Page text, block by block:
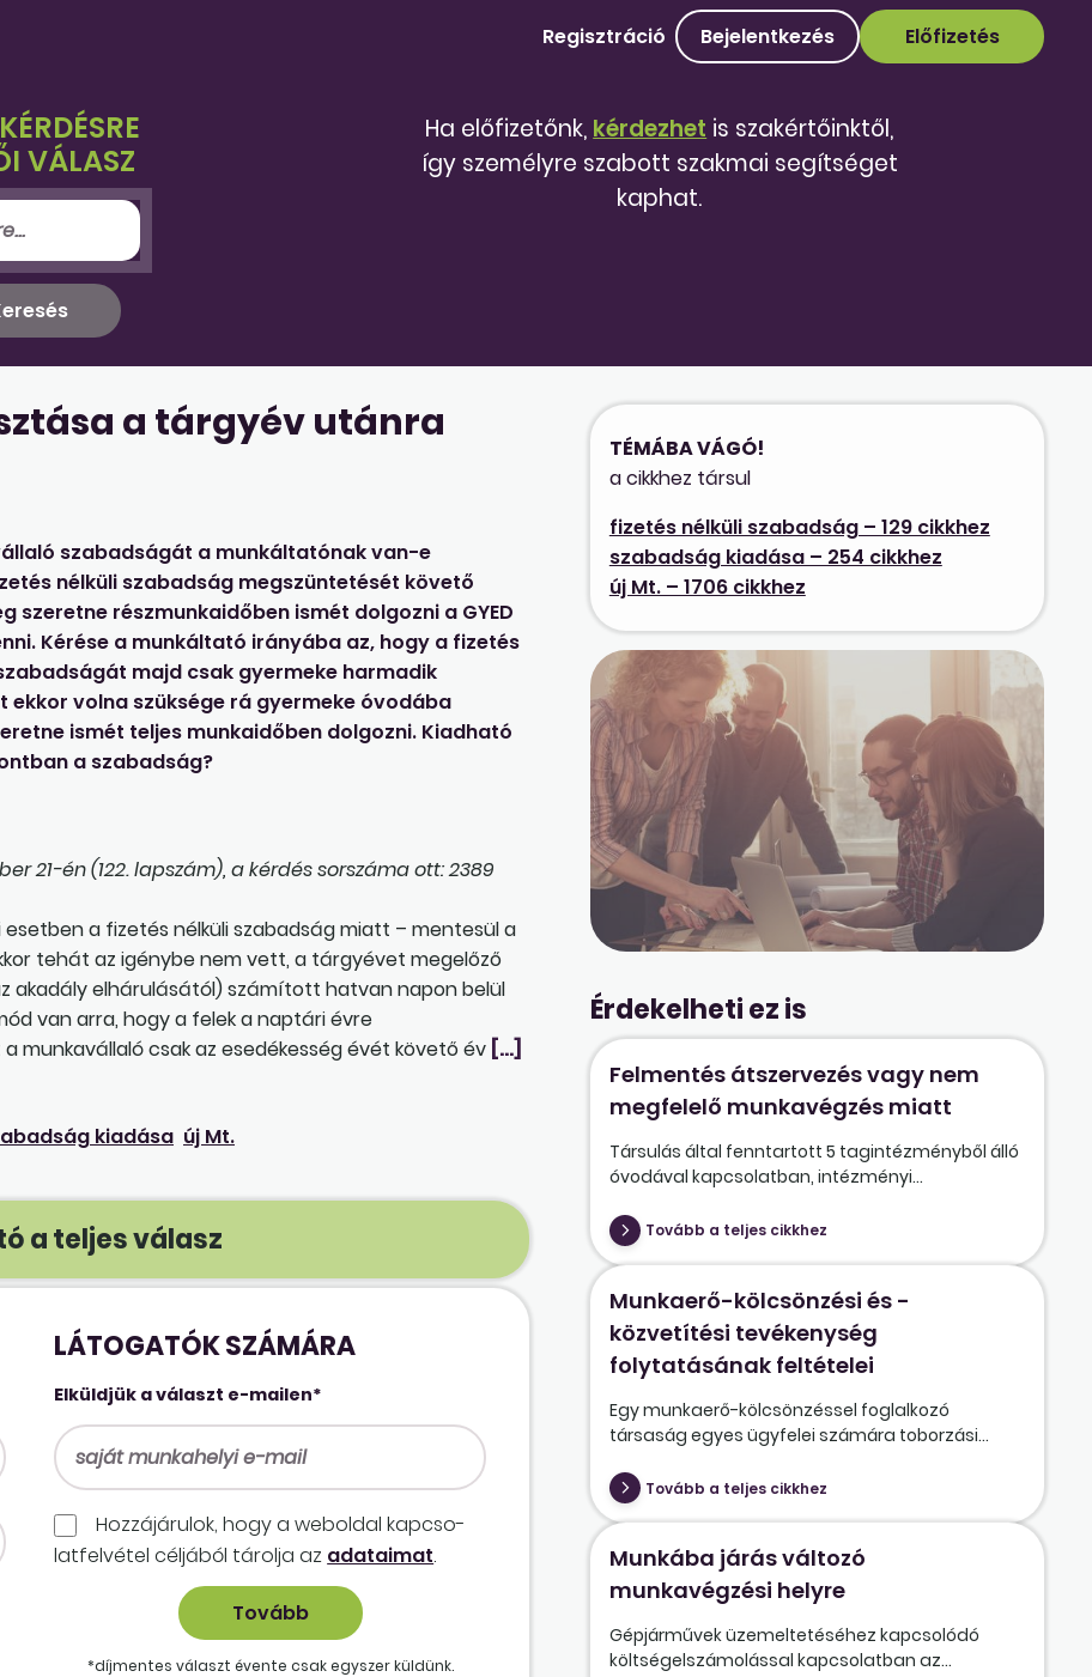
Regisztráció Bejelentkezés Előfizetés
VÁLASZ
Ha előfizetőnk, kérdezhet is szakértőinktől,
így személyre szabott szakmai segítséget
kaphat.
a tárgyév utánra
szabadságát a munkáltatónak van-e
nélküli szabadság megszüntetését követő
szeretne részmunkaidőben ismét dolgozni a GYED
Kérése a munkáltató irányába az, hogy a fizetés
majd csak gyermeke harmadik
volna szüksége rá gyermeke óvodába
ismét teljes munkaidőben dolgozni. Kiadható
a szabadság?
21-én (122. lapszám), a kérdés sorszáma ott: 2389
a fizetés nélküli szabadság miatt – mentesül a
tehát az igénybe nem vett, a tárgyévet megelőző
akadály elhárulásától) számított hatvan napon belül
van arra, hogy a felek a naptári évre
munkavállaló csak az esedékesség évét követő év […]
kiadása új Mt.
a teljes válasz
LÁTOGATÓK SZÁMÁRA
Elküldjük a választ e-mailen*
Hozzájárulok, hogy a weboldal kapcso­
lat­felvétel céljából tárolja az adataimat.
*díjmentes választ évente csak egyszer küldünk.
TÉMÁBA VÁGÓ!
a cikkhez társul
fizetés nélküli szabadság – 129 cikkhez
szabadság kiadása – 254 cikkhez
új Mt. – 1706 cikkhez
Érdekelheti ez is
Felmentés átszervezés vagy nem
megfelelő munkavégzés miatt
Társulás által fenntartott 5 tagintézményből álló
óvodával kapcsolatban, intézményi...
Tovább a teljes cikkhez
Munkaerő-kölcsönzési és -
közvetítési tevékenység
folytatásának feltételei
Egy munkaerő-kölcsönzéssel foglalkozó
társaság egyes ügyfelei számára toborzási...
Tovább a teljes cikkhez
Munkába járás változó
munkavégzési helyre
Gépjárművek üzemeltetéséhez kapcsolódó
költségelszámolással kapcsolatban az...